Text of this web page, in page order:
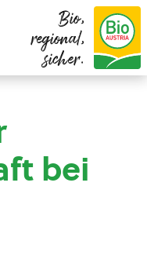
Bio,
regional,
sicher.
bei